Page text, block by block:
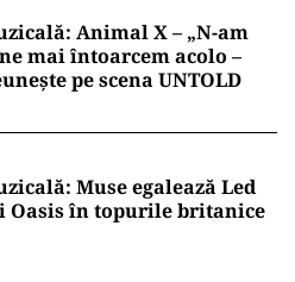
Animal X – „N-am
mai întoarcem acolo –
pe scena UNTOLD
Muse egalează Led
Oasis în topurile britanice